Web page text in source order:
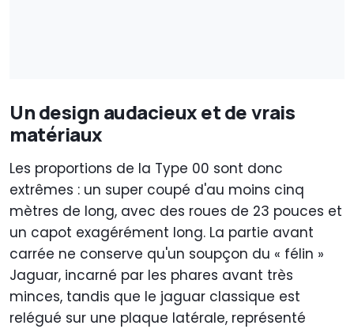
Un design audacieux et de vrais
matériaux
Les proportions de la Type 00 sont donc
extrêmes : un super coupé d'au moins cinq
mètres de long, avec des roues de 23 pouces et
un capot exagérément long. La partie avant
carrée ne conserve qu'un soupçon du « félin »
Jaguar, incarné par les phares avant très
minces, tandis que le jaguar classique est
relégué sur une plaque latérale, représenté